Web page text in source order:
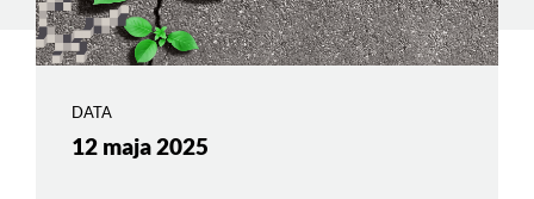
DATA
12 maja 2025